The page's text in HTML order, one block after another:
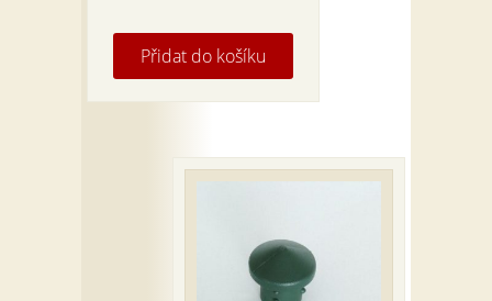
Přidat do košíku